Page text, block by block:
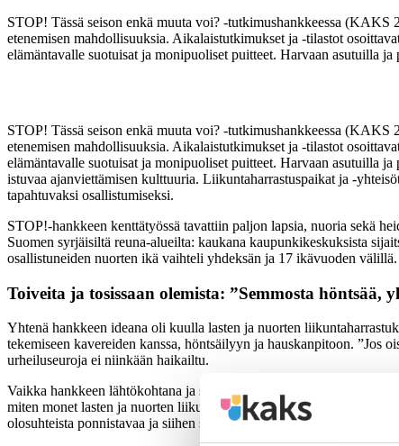
STOP! Tässä seison enkä muuta voi? -tutkimushankkeessa
etenemisen mahdollisuuksia. Aikalaistutkimukset ja -tilastot
elämäntavalle suotuisat ja monipuoliset puitteet. Harvaan asutuilla
STOP! Tässä seison enkä muuta voi? -tutkimushankkeessa
etenemisen mahdollisuuksia. Aikalaistutkimukset ja -tilastot
elämäntavalle suotuisat ja monipuoliset puitteet. Harvaan asutuilla
istuvaa ajanviettämisen kulttuuria. Liikuntaharrastuspaikat ja -
tapahtuvaksi osallistumiseksi.
STOP!-hankkeen kenttätyössä tavattiin paljon lapsia, nuoria sekä
Suomen syrjäisiltä reuna-alueilta: kaukana kaupunkikeskuksista
osallistuneiden nuorten ikä vaihteli yhdeksän ja 17 ikävuoden välillä.
Toiveita ja tosissaan olemista: ”Semmosta höntsää,
Yhtenä hankkeen ideana oli kuulla lasten ja nuorten
tekemiseen kavereiden kanssa, höntsäilyyn ja hauskanpitoon. ”Jos
urheiluseuroja ei niinkään haikailtu.
Vaikka hankkeen lähtökohtana ja sen tutkimuspaikkakunnilla
miten monet lasten ja nuorten liikuntahaaveista tai -visioista
olosuhteista ponnistavaa ja siihen sopeutettua ideointia: esimerkiksi